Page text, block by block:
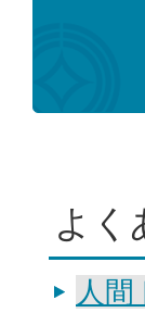
よく
人